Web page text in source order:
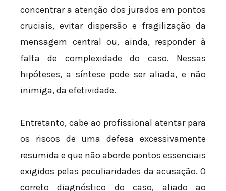
concentrar a atenção dos jurados em pontos
cruciais, evitar dispersão e fragilização da
mensagem central ou, ainda, responder à
falta de complexidade do caso. Nessas
hipóteses, a síntese pode ser aliada, e não
inimiga, da efetividade.
Entretanto, cabe ao profissional atentar para
os riscos de uma defesa excessivamente
resumida e que não aborde pontos essenciais
exigidos pelas peculiaridades da acusação. O
correto diagnóstico do caso, aliado ao